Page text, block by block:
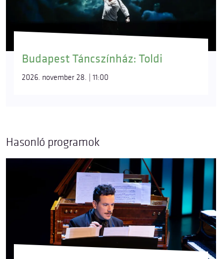
Budapest Táncszínház: Toldi
2026. november 28. | 11:00
Hasonló programok